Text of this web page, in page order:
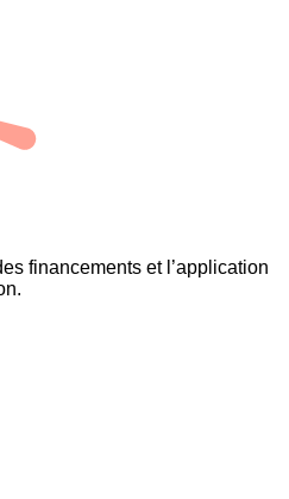
financements et l’application